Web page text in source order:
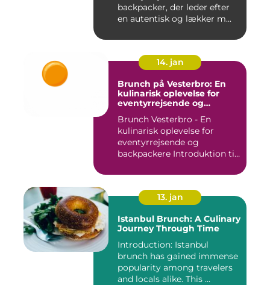
backpacker, der leder efter
en autentisk og lækker m...
14. jan
Brunch på Vesterbro: En
kulinarisk oplevelse for
eventyrrejsende og
Brunch Vesterbro - En
kulinarisk oplevelse for
eventyrrejsende og
backpackere Introduktion til
13. jan
Istanbul Brunch: A Culinary
Journey Through Time
Introduction: Istanbul
brunch has gained immense
popularity among travelers
and locals alike. This ...